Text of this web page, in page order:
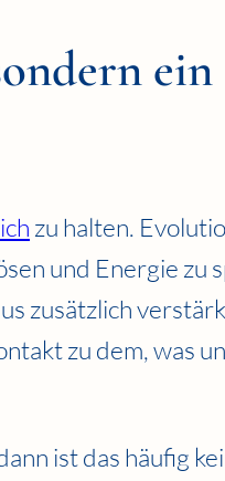
ein
zu halten.
und Energie zu
zusätzlich
zu dem, was
ist das häufig